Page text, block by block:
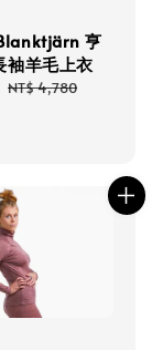
亨
袖羊毛上衣
Regular
NT$ 4,780